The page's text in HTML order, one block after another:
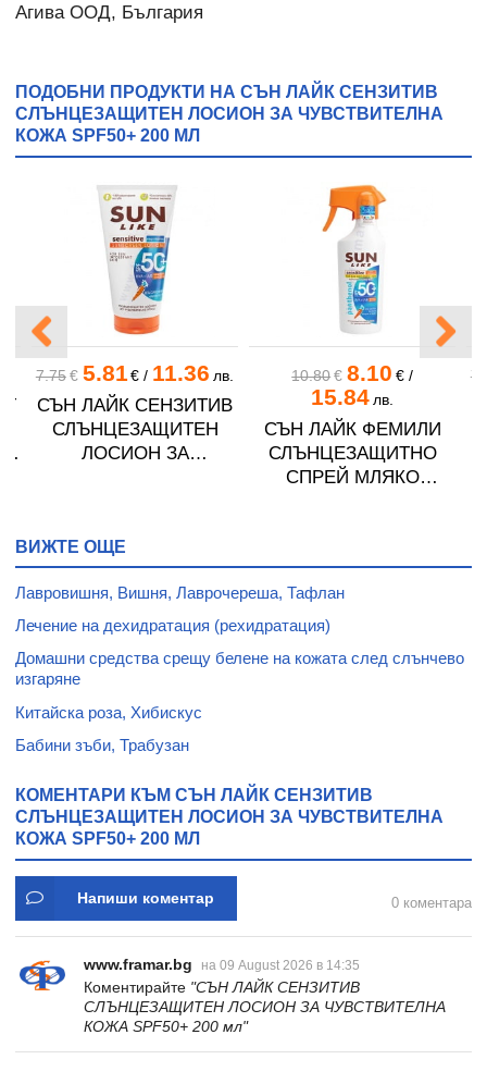
Агива ООД, България
ПОДОБНИ ПРОДУКТИ НА СЪН ЛАЙК СЕНЗИТИВ
СЛЪНЦЕЗАЩИТЕН ЛОСИОН ЗА ЧУВСТВИТЕЛНА
КОЖА SPF50+ 200 МЛ
7.75 € 5.81€ / 11.36 лв.
СЪН ЛАЙК СЕНЗИТИВ
СЛЪНЦЕЗАЩИТЕН
ЛОСИОН ЗА
10.80€ 8.10 €/
15.84 лв.
СЪН ЛАЙК ФЕМИЛИ
СЛЪНЦЕЗАЩИТНО
СПРЕЙ МЛЯКО
ВИЖТЕ ОЩЕ
Лавровишня, Вишня, Лаврочереша, Тафлан
Лечение на дехидратация (рехидратация)
Домашни средства срещу белене на кожата след слънчево
изгаряне
Китайска роза, Хибискус
Бабини зъби, Трабузан
КОМЕНТАРИ КЪМ СЪН ЛАЙК СЕНЗИТИВ
СЛЪНЦЕЗАЩИТЕН ЛОСИОН ЗА ЧУВСТВИТЕЛНА
КОЖА SPF50+ 200 МЛ
Напиши коментар 0 коментара
www.framar.bg на 09 August 2026 в 14:35
Коментирайте "СЪН ЛАЙК СЕНЗИТИВ
СЛЪНЦЕЗАЩИТЕН ЛОСИОН ЗА ЧУВСТВИТЕЛНА
КОЖА SPF50+ 200 мл"